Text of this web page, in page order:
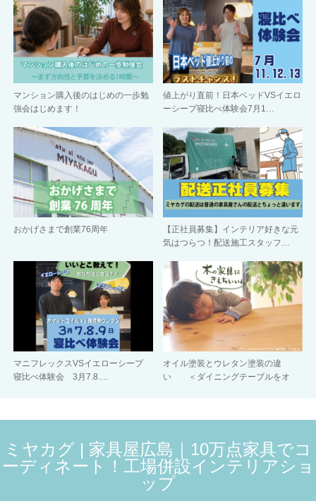
マンション購入後のはじめの一歩勉
強会はじめます！
値上がり直前！日本ベッドVSイエロ
ーシープ寝比べ体験会7月1…
おかげさまで創業76周年
【正社員募集】インテリア好きな元
気はつらつ！配送施工スタッフ…
マニフレックスVSイエローシープ
寝比べ体験会 3月7.8.…
オイル塗装とウレタン塗装の違
い ＜ダイニングテーブルをオ
ミヤカグ | 家具屋広島｜10万点家具でコ
ーディネート！工場併設インテリアショ
ップ